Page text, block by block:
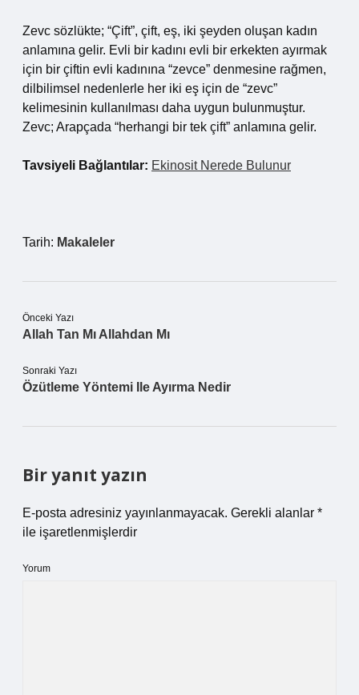
Zevc sözlükte; “Çift”, çift, eş, iki şeyden oluşan kadın
anlamına gelir. Evli bir kadını evli bir erkekten ayırmak
için bir çiftin evli kadınına “zevce” denmesine rağmen,
dilbilimsel nedenlerle her iki eş için de “zevc”
kelimesinin kullanılması daha uygun bulunmuştur.
Zevc; Arapçada “herhangi bir tek çift” anlamına gelir.
Tavsiyeli Bağlantılar: Ekinosit Nerede Bulunur
Tarih: Makaleler
Önceki Yazı
Allah Tan Mı Allahdan Mı
Sonraki Yazı
Özütleme Yöntemi Ile Ayırma Nedir
Bir yanıt yazın
E-posta adresiniz yayınlanmayacak. Gerekli alanlar *
ile işaretlenmişlerdir
Yorum